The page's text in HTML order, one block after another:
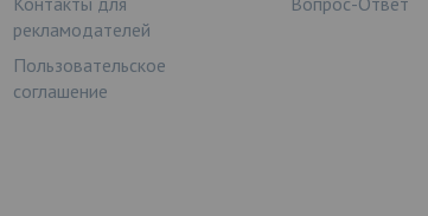
рекламодателей
Пользовательское
соглашение